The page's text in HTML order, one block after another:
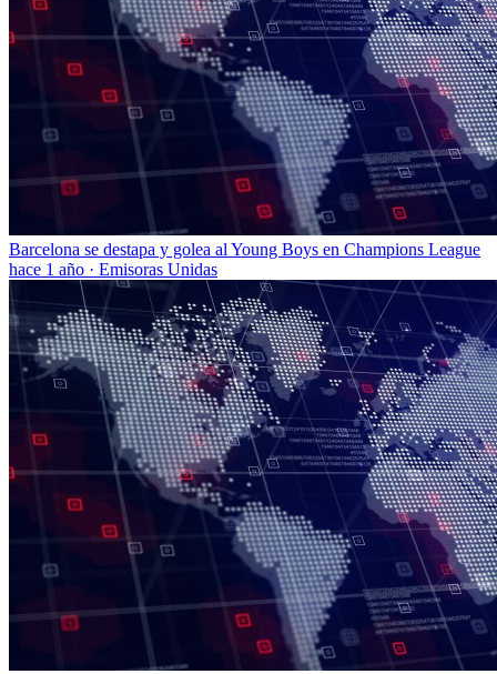
Barcelona se destapa y golea al Young Boys en Champions League
hace 1 año · Emisoras Unidas